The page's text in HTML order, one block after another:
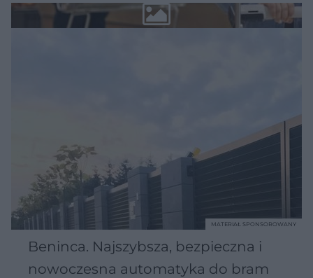
Beninca. Najszybsza, bezpieczna i
nowoczesna automatyka do bram
MATERIAŁ SPONSOROWANY